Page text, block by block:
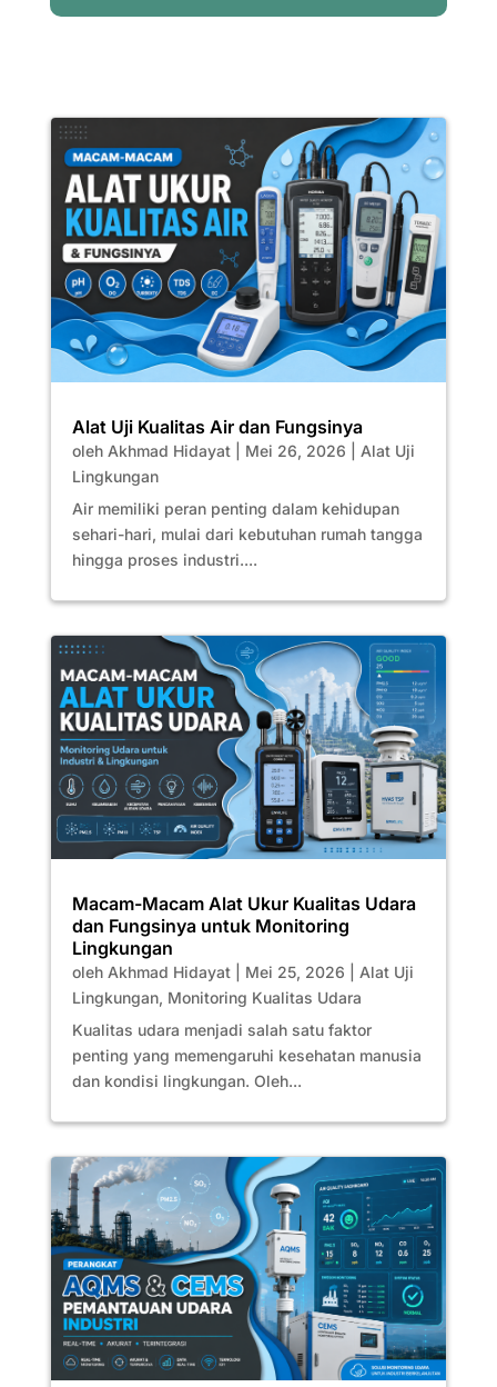
Alat Uji Kualitas Air dan Fungsinya
oleh Akhmad Hidayat| Mei 26, 2026
Alat Uji
Lingkungan
Air memiliki peran penting dalam kehidupan
sehari-hari, mulai dari kebutuhan rumah tangga
hingga proses industri....
Macam-Macam Alat Ukur Kualitas Udara
dan Fungsinya untuk Monitoring
Lingkungan
oleh Akhmad Hidayat| Mei 25, 2026
Alat Uji
Lingkungan, Monitoring Kualitas Udara
Kualitas udara menjadi salah satu faktor
penting yang memengaruhi kesehatan manusia
dan kondisi lingkungan. Oleh...